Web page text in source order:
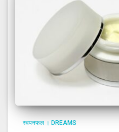
स्वपनफल । DREAMS